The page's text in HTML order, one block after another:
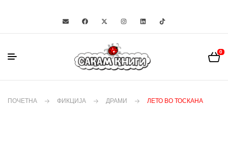
0
ПОЧЕТНА ФИКЦИЈА ДРАМИ ЛЕТО ВО ТОСКАНА